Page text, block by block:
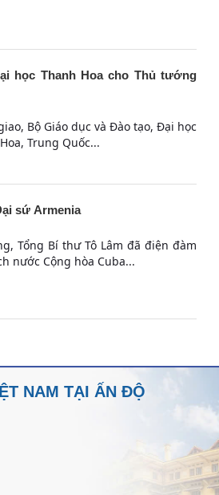
học Thanh Hoa cho Thủ tướng
Bộ Giáo dục và Đào tạo, Đại học
Trung Quốc...
sứ Armenia
Tổng Bí thư Tô Lâm đã điện đàm
nước Cộng hòa Cuba...
NAM TẠI ẤN ĐỘ